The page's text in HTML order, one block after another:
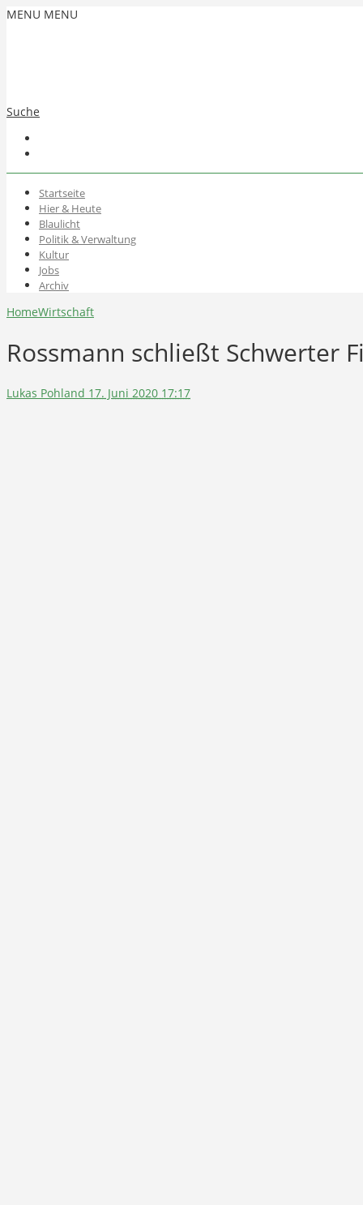
MENU MENU
Suche
Startseite
Hier & Heute
Blaulicht
Politik & Verwaltung
Kultur
Jobs
Archiv
HomeWirtschaft
Rossmann schließt Schwerter
Lukas Pohland 17. Juni 2020 17:17